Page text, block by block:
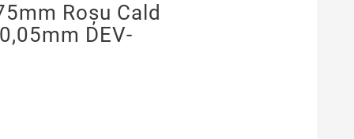
Roşu Cald
DEV-